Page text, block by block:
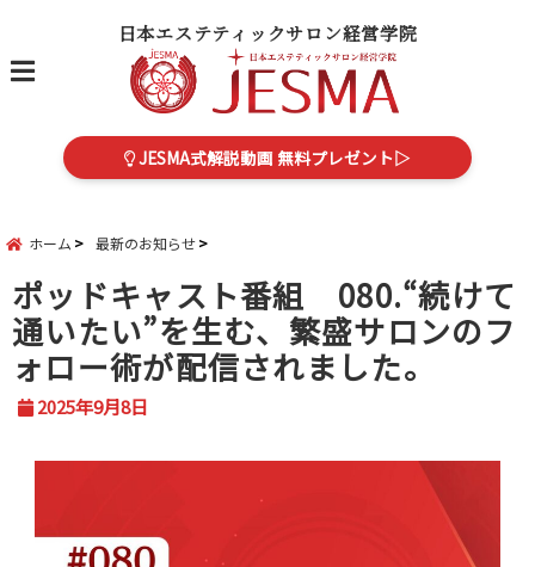
日本エステティックサロン経営学院
menu
JESMA式解説動画 無料プレゼント▷
ホーム 最新のお知らせ
ポッドキャスト番組 080.“続けて
通いたい”を生む、繁盛サロンのフ
ォロー術が配信されました。
2025年9月8日